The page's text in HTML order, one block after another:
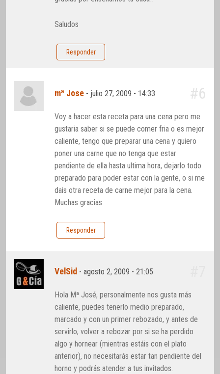
Saludos
Responder
mª Jose - julio 27, 2009 - 14:33 #6
Voy a hacer esta receta para una cena pero me
gustaria saber si se puede comer fria o es mejor
caliente, tengo que preparar una cena y quiero
poner una carne que no tenga que estar
pendiente de ella hasta ultima hora, dejarlo todo
preparado para poder estar con la gente, o si me
dais otra receta de carne mejor para la cena.
Muchas gracias
Responder
VelSid -agosto 2, 2009 - 21:05
Hola Mª José, personalmente nos gusta más
caliente, puedes tenerlo medio preparado,
marcado y con un primer rebozado, y antes de
servirlo, volver a rebozar por si se ha perdido
algo y hornear (mientras estáis con el plato
anterior), no necesitarás estar tan pendiente del
horno y podrás atender a tus invitados.